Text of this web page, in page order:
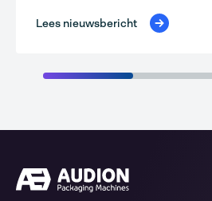
Lees nieuwsbericht